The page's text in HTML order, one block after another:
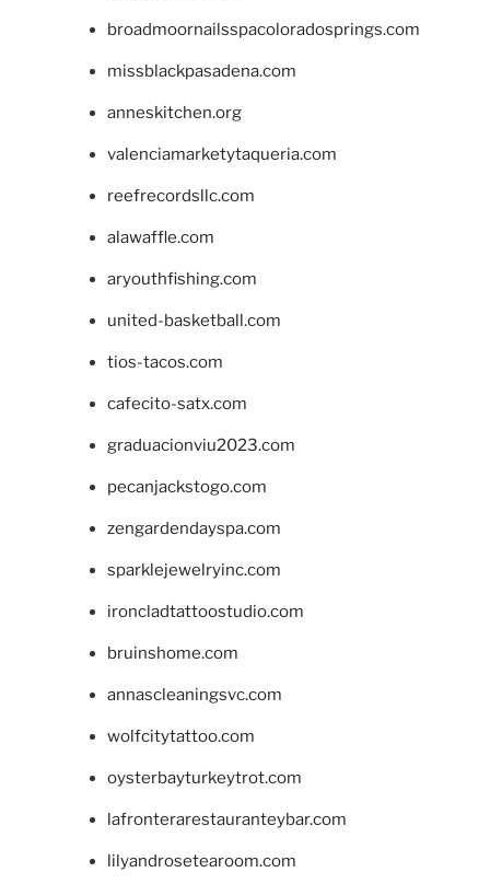
broadmoornailsspacoloradosprings.com
missblackpasadena.com
anneskitchen.org
valenciamarketytaqueria.com
reefrecordsllc.com
alawaffle.com
aryouthfishing.com
united-basketball.com
tios-tacos.com
cafecito-satx.com
graduacionviu2023.com
pecanjackstogo.com
zengardendayspa.com
sparklejewelryinc.com
ironcladtattoostudio.com
bruinshome.com
annascleaningsvc.com
wolfcitytattoo.com
oysterbayturkeytrot.com
lafronterarestauranteybar.com
lilyandrosetearoom.com